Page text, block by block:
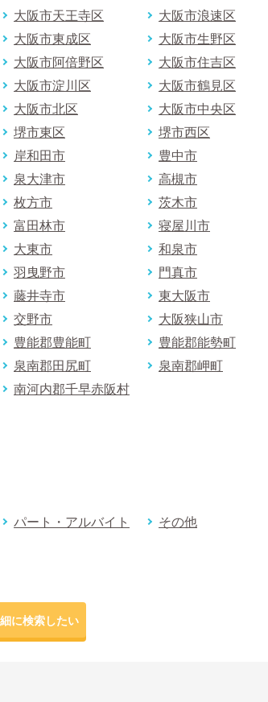
大阪市天王寺区
大阪市浪速区
大阪市東成区
大阪市生野区
大阪市阿倍野区
大阪市住吉区
大阪市淀川区
大阪市鶴見区
大阪市北区
大阪市中央区
堺市東区
堺市西区
岸和田市
豊中市
泉大津市
高槻市
枚方市
茨木市
富田林市
寝屋川市
大東市
和泉市
羽曳野市
門真市
藤井寺市
東大阪市
交野市
大阪狭山市
豊能郡豊能町
豊能郡能勢町
泉南郡田尻町
泉南郡岬町
南河内郡千早赤阪村
パート・アルバイト その他
に検索したい